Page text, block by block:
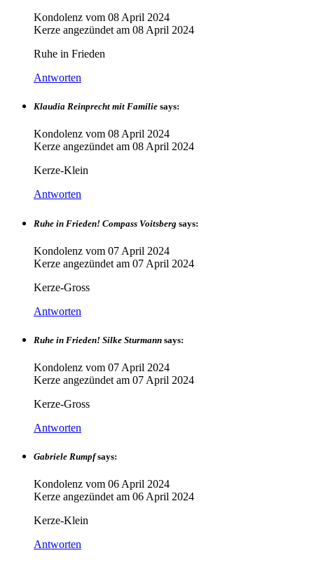
Kondolenz vom 08 April 2024
Kerze angezündet am 08 April 2024
Ruhe in Frieden
Antworten
Klaudia Reinprecht mit Familie says:
Kondolenz vom 08 April 2024
Kerze angezündet am 08 April 2024
Kerze-Klein
Antworten
Ruhe in Frieden! Compass Voitsberg says:
Kondolenz vom 07 April 2024
Kerze angezündet am 07 April 2024
Kerze-Gross
Antworten
Ruhe in Frieden! Silke Sturmann says:
Kondolenz vom 07 April 2024
Kerze angezündet am 07 April 2024
Kerze-Gross
Antworten
Gabriele Rumpf says:
Kondolenz vom 06 April 2024
Kerze angezündet am 06 April 2024
Kerze-Klein
Antworten